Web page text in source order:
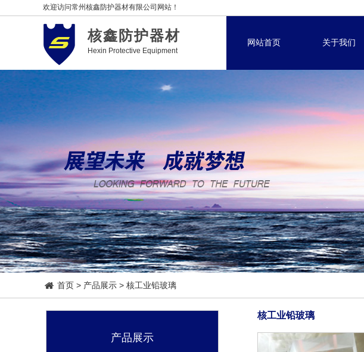
欢迎访问常州核鑫防护器材有限公司网站！
核鑫防护器材
Hexin Protective Equipment
网站首页 关于我们
首页 > 产品展示 > 核工业铅玻璃
产品展示
核工业铅玻璃